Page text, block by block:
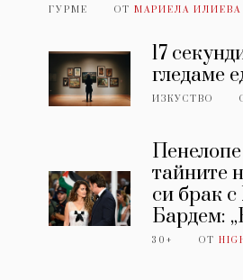
ГУРМЕ ОТ МАРИЕЛА ИЛИЕВА
17
гледаме
ИЗКУСТВО
тайните
си брак
Бардем:
30+ ОТ